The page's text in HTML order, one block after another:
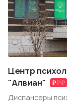
Центр
"Алвиан"
Диспансеры